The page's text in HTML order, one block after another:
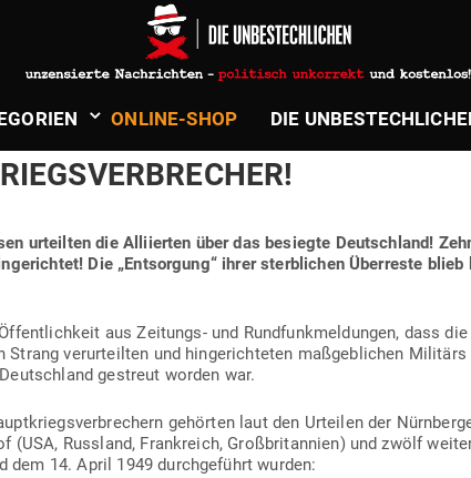
ONLINE-SHOP DIE
Verschwörungen, Enthüllungen & Unglaubliches
DIE STERB­LICHEN
urteilten die Alli­ierten über das besiegte Deutschland!
Die „Ent­sorgung“ ihrer sterb­lichen Über­reste
aus Zei­tungs- und Rund­funk­mel­dungen, dass
Strang ver­ur­teilten und hin­ge­rich­teten maß­geb­lichen
gestreut worden war.
gehörten laut den Urteilen der
(USA, Russland, Frank­reich, Groß­bri­tannien) und zwölf
dem 14. April 1949 durch­ge­führt wurden: